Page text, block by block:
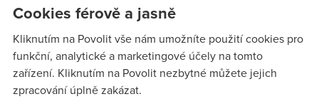
televize v Evropě,“uvedl Quique Vivas, viceprezident
Vodafonu Czech Republic pro nefiremní zákazníky.
Pokud budete mít o toto předplatné zájem, můžete si vybrat
jednu ze 3 verzí, které americká společnost nabízí, a hradit
hov rámci jedné fakturys ostatními službami od Vodafonu.
Cookies férově a jasně
Kliknutím na Povolit vše nám umožníte použití cookies pro
funkční, analytické a marketingové účely na tomto
zařízení. Kliknutím na Povolit nezbytné můžete jejich
zpracování úplně zakázat.